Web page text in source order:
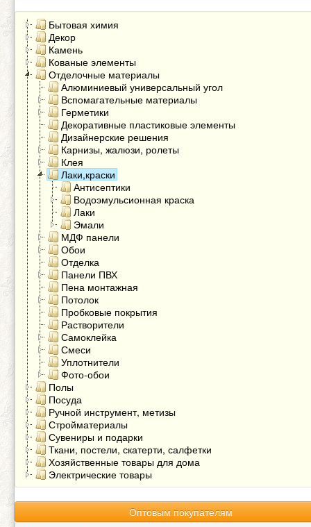
Бытовая химия
Декор
Камень
Кованые элементы
Отделочные материалы
Алюминиевый универсальный угол
Вспомагательные материалы
Герметики
Декоративные пластиковые элементы
Дизайнерские решения
Карнизы, жалюзи, ролеты
Клея
Лаки,краски
Антисептики
Водоэмульсионная краска
Лаки
Эмали
МДФ панели
Обои
Отделка
Панели ПВХ
Пена монтажная
Потолок
Пробковые покрытия
Растворители
Самоклейка
Смеси
Уплотнители
Фото-обои
Полы
Посуда
Ручной инструмент, метизы
Стройматериалы
Сувениры и подарки
Ткани, постели, скатерти, салфетки
Хозяйственные товары для дома
Электрические товары
Оптовым покупателям